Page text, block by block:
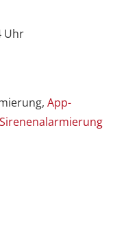
Uhr
App-
Sirenenalarmierung